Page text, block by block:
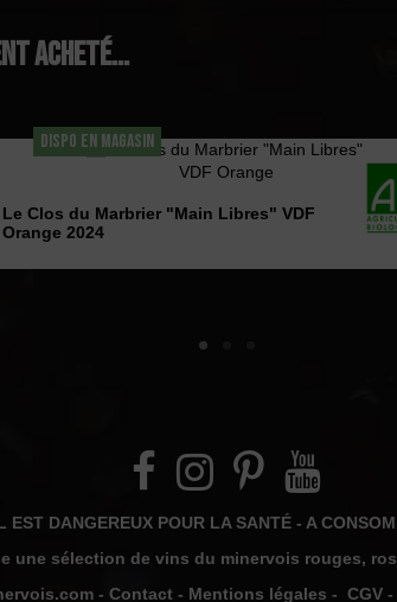
acheté...
DISPO EN MAGASIN
Le Clos du Marbrier "Main Libres" VDF
Orange 2024
DANGEREUX POUR LA SANTÉ - A
une sélection de vins du minervois rouges,
- Contact - Mentions légales - CGV -